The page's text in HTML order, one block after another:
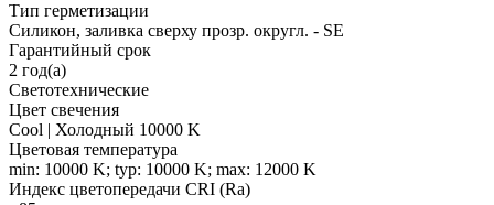
Тип герметизации
Силикон, заливка сверху прозр. округл. - SE
Гарантийный срок
2 год(а)
Светотехнические
Цвет свечения
Cool | Холодный 10000 K
Цветовая температура
min: 10000 K; typ: 10000 K; max: 12000 K
Индекс цветопередачи CRI (Ra)